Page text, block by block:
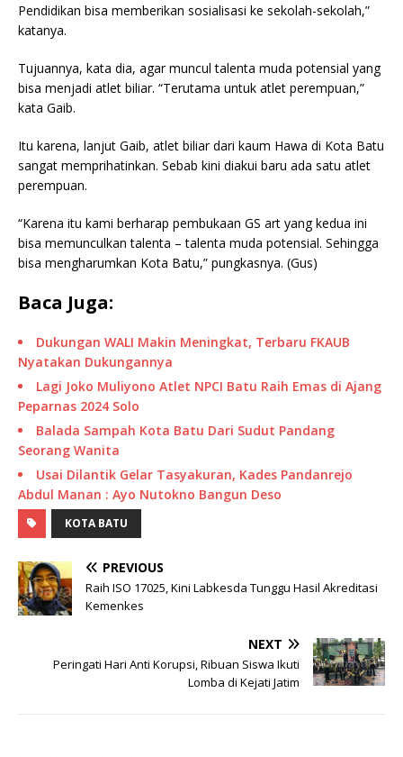
Pendidikan bisa memberikan sosialisasi ke sekolah-sekolah,”
katanya.
Tujuannya, kata dia, agar muncul talenta muda potensial yang
bisa menjadi atlet biliar. “Terutama untuk atlet perempuan,”
kata Gaib.
Itu karena, lanjut Gaib, atlet biliar dari kaum Hawa di Kota Batu
sangat memprihatinkan. Sebab kini diakui baru ada satu atlet
perempuan.
“Karena itu kami berharap pembukaan GS art yang kedua ini
bisa memunculkan talenta – talenta muda potensial. Sehingga
bisa mengharumkan Kota Batu,” pungkasnya. (Gus)
Baca Juga:
Dukungan WALI Makin Meningkat, Terbaru FKAUB
Nyatakan Dukungannya
Lagi Joko Muliyono Atlet NPCI Batu Raih Emas di Ajang
Peparnas 2024 Solo
Balada Sampah Kota Batu Dari Sudut Pandang
Seorang Wanita
Usai Dilantik Gelar Tasyakuran, Kades Pandanrejo
Abdul Manan : Ayo Nutokno Bangun Deso
KOTA BATU
PREVIOUS
Raih ISO 17025, Kini Labkesda Tunggu Hasil Akreditasi
Kemenkes
NEXT
Peringati Hari Anti Korupsi, Ribuan Siswa Ikuti
Lomba di Kejati Jatim